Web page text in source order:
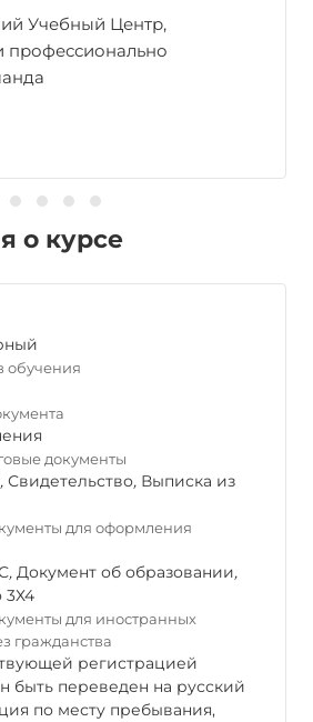
Учебный Центр,
профессионально
о курсе
обучения
документы
, Свидетельство, Выписка из
для оформления
, Документ об образовании,
3Х4
для иностранных
гражданства
регистрацией
быть переведен на русский
по месту пребывания,